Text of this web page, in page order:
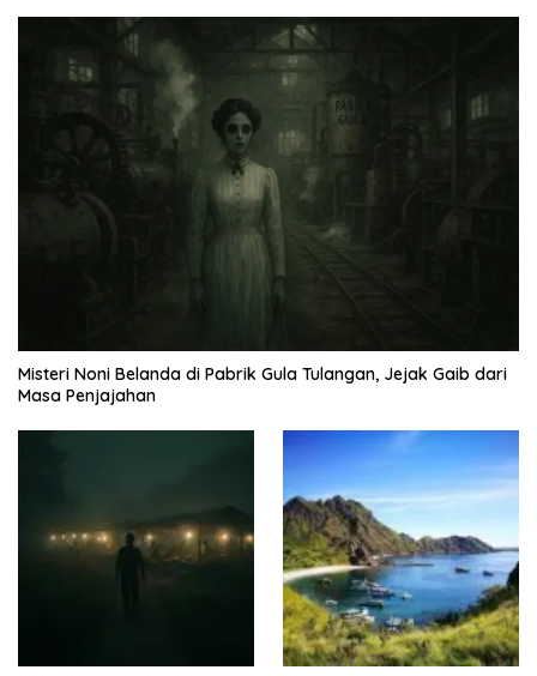
Misteri Noni Belanda di Pabrik Gula Tulangan, Jejak Gaib dari
Masa Penjajahan